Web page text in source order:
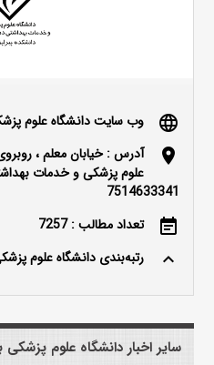
language وب سایت دانشگاه علوم
location_on
آدرس : خیابان معلم ،
علوم پزشکی و خدمات
7514633341
event_note تعداد مطالب : 7257
keyboard_arrow_up رتبه‌بندی دانشگاه علوم
سایر اخبار دانشگاه علوم پزشکی